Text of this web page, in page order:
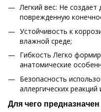
Легкий вес: Не создает
поврежденную
Устойчивость к
влажной среде;
Гибкость Легко
анатомические
Безопасность
аллергических
Для чего предназначен